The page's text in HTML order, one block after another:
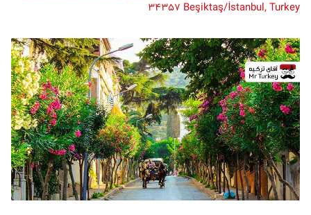
34357 Beşiktaş/İstanbul, Turkey